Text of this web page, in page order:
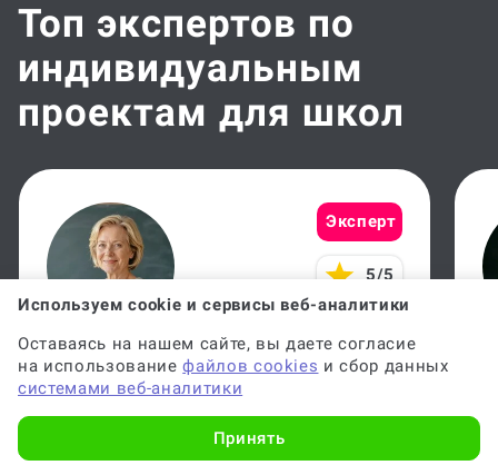
Топ экспертов по
индивидуальным
проектам для школ
Эксперт
5/5
Галина П.
Выполнено: 659 работ
Используем cookie и сервисы веб-аналитики
Оставаясь на нашем сайте, вы даете согласие
на использованиефайлов cookies и сбор данных
системами веб-аналитики
Принять